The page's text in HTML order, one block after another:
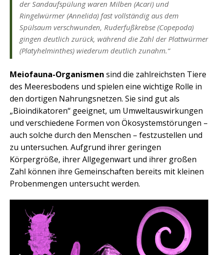
der Sandaufspülung waren Milben (Acari) und
Ringelwürmer (Annelida) fast vollständig aus dem
Spülsaum verschwunden, Ruderfußkrebse (Copepoda)
gingen deutlich zurück, während die Zahl der Plattwürmer
(Platyhelminthes) wiederum deutlich zunahm.“
Meiofauna-Organismen sind die zahlreichsten Tiere
des Meeresbodens und spielen eine wichtige Rolle in
den dortigen Nahrungsnetzen. Sie sind gut als
„Bioindikatoren“ geeignet, um Umweltauswirkungen
und verschiedene Formen von Ökosystemstörungen –
auch solche durch den Menschen – festzustellen und
zu untersuchen. Aufgrund ihrer geringen
Körpergröße, ihrer Allgegenwart und ihrer großen
Zahl können ihre Gemeinschaften bereits mit kleinen
Probenmengen untersucht werden.